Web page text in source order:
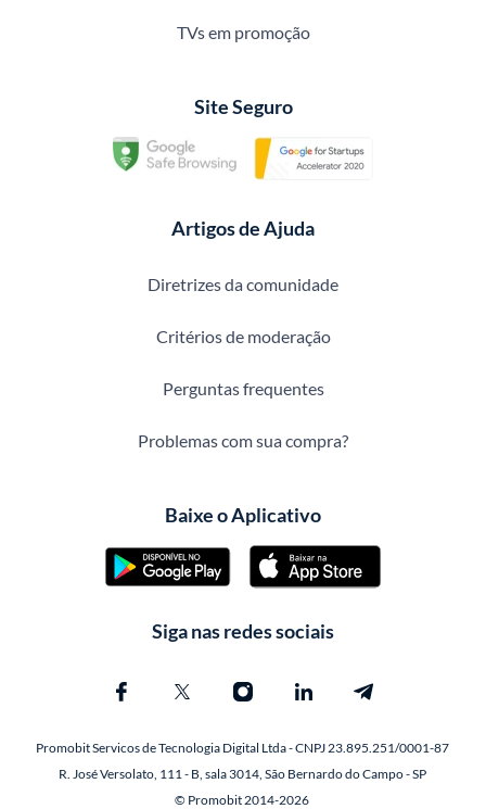
TVs em promoção
Site Seguro
Artigos de Ajuda
Diretrizes da comunidade
Critérios de moderação
Perguntas frequentes
Problemas com sua compra?
Baixe o Aplicativo
Siga nas redes sociais
Promobit Servicos de Tecnologia Digital Ltda - CNPJ 23.895.251/0001-87
R. José Versolato, 111 - B, sala 3014, São Bernardo do Campo - SP
© Promobit 2014-2026